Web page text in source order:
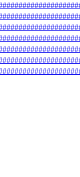
###################
###################
###################
###################
###################
###################
###################